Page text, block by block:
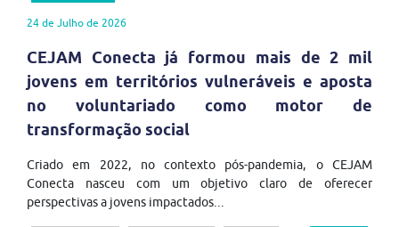
24 de Julho de 2026
CEJAM Conecta já formou mais de 2 mil
jovens em territórios vulneráveis e aposta
no voluntariado como motor de
transformação social
Criado em 2022, no contexto pós-pandemia, o CEJAM
Conecta nasceu com um objetivo claro de oferecer
perspectivas a jovens impactados...